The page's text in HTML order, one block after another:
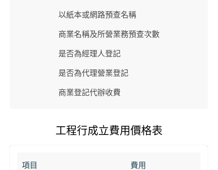
以紙本或網路預查名稱
商業名稱及所營業務預查次數
是否為經理人登記
是否為代理營業登記
商業登記代辦收費
工程行成立費用價格表
項目 費用